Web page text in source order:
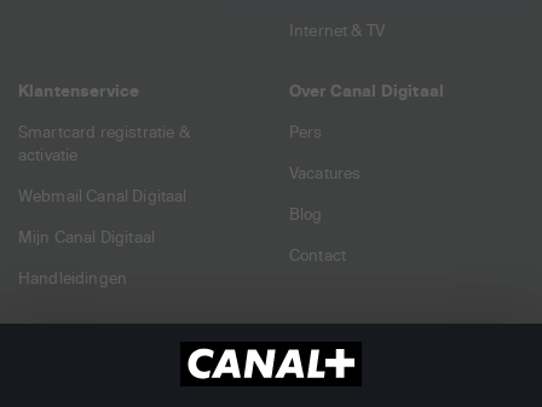
Internet & TV
Klantenservice
Smartcard registratie &
activatie
Webmail Canal Digitaal
Mijn Canal Digitaal
Handleidingen
Over Canal Digitaal
Pers
Vacatures
Blog
Contact
Zakelijk
Branches